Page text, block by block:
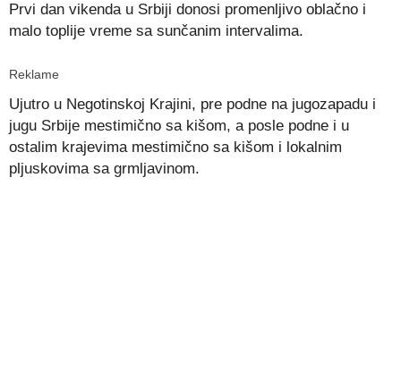
Prvi dan vikenda u Srbiji donosi promenljivo oblačno i
malo toplije vreme sa sunčanim intervalima.
Reklame
Ujutro u Negotinskoj Krajini, pre podne na jugozapadu i
jugu Srbije mestimično sa kišom, a posle podne i u
ostalim krajevima mestimično sa kišom i lokalnim
pljuskovima sa grmljavinom.